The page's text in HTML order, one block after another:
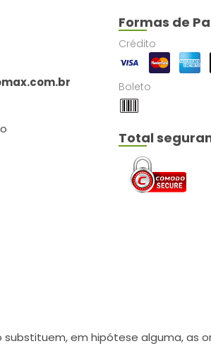
Formas de
Crédito
Boleto
Total
em hipótese alguma, as